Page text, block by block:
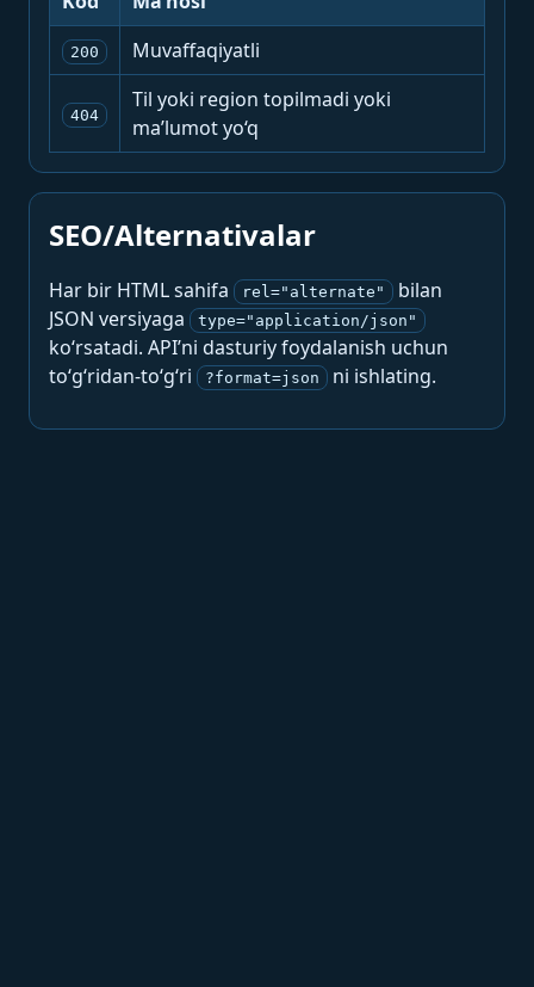
200 Muvaffaqiyatli
404
Til yoki region topilmadi yoki
ma’lumot yo‘q
SEO/Alternativalar
Har bir HTML sahifa rel="alternate"
bilan
JSON versiyaga
type="application/json"
ko‘rsatadi. API’ni dasturiy foydalanish uchun
to‘g‘ridan-to‘g‘ri
?format=json ni ishlating.